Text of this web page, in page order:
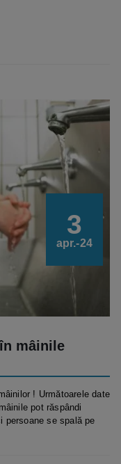
3
apr.-24
mâinile
! Următoarele date
pot răspândi
persoane se spală pe